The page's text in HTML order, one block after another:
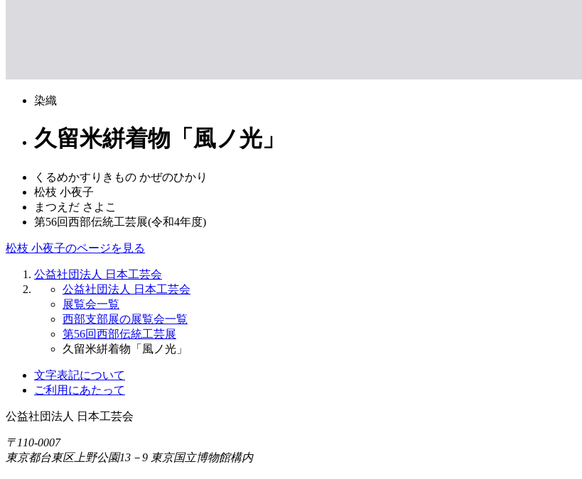
染織
久留米絣着物「風ノ光」
くるめかすりきもの かぜのひかり
松枝 小夜子
まつえだ さよこ
第56回西部伝統工芸展(令和4年度)
松枝 小夜子のページを見る
公益社団法人 日本工芸会
公益社団法人 日本工芸会
展覧会一覧
西部支部展の展覧会一覧
第56回西部伝統工芸展
久留米絣着物「風ノ光」
文字表記について
ご利用にあたって
公益社団法人 日本工芸会
〒110-0007
東京都台東区上野公園13－9 東京国立博物館構内